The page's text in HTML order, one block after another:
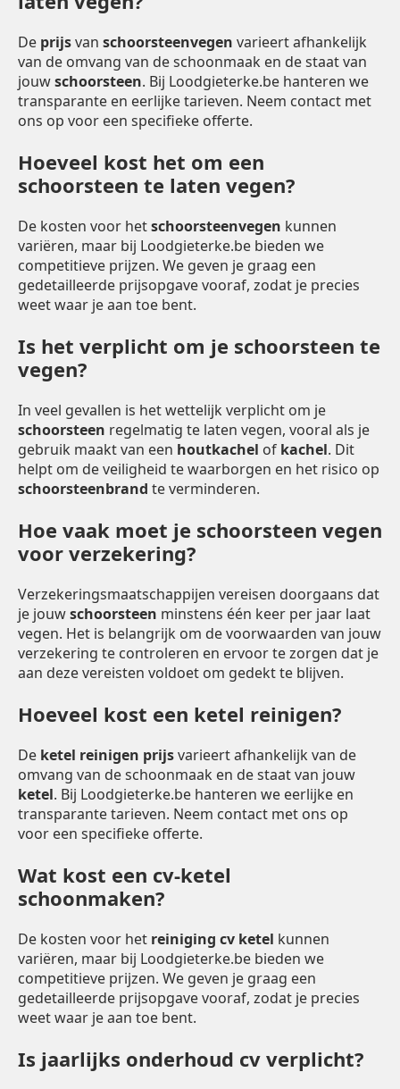
De prijsvan schoorsteenvegen varieert afhankelijk
van de omvang van de schoonmaak en de staat van
jouwschoorsteen. Bij Loodgieterke.be hanteren we
transparante en eerlijke tarieven. Neem contact met
ons op voor een specifieke offerte.
Hoeveel kost het om een
schoorsteen te laten vegen?
De kosten voor hetschoorsteenvegen kunnen
variëren, maar bij Loodgieterke.be bieden we
competitieve prijzen. We geven je graag een
gedetailleerde prijsopgave vooraf, zodat je precies
weet waar je aan toe bent.
Is het verplicht om je schoorsteen te
vegen?
In veel gevallen is het wettelijk verplicht om je
schoorsteen regelmatig te laten vegen, vooral als je
gebruik maakt van een houtkachel of kachel. Dit
helpt om de veiligheid te waarborgen en het risico op
schoorsteenbrand te verminderen.
Hoe vaak moet je schoorsteen vegen
voor verzekering?
Verzekeringsmaatschappijen vereisen doorgaans dat
je jouwschoorsteen minstens één keer per jaar laat
vegen. Het is belangrijk om de voorwaarden van jouw
verzekering te controleren en ervoor te zorgen dat je
aan deze vereisten voldoet om gedekt te blijven.
Hoeveel kost een ketel reinigen?
De ketel reinigen prijsvarieert afhankelijk van de
omvang van de schoonmaak en de staat van jouw
ketel. Bij Loodgieterke.be hanteren we eerlijke en
transparante tarieven. Neem contact met ons op
voor een specifieke offerte.
Wat kost een cv-ketel
schoonmaken?
De kosten voor het reiniging cv ketel kunnen
variëren, maar bij Loodgieterke.be bieden we
competitieve prijzen. We geven je graag een
gedetailleerde prijsopgave vooraf, zodat je precies
weet waar je aan toe bent.
Is jaarlijks onderhoud cv verplicht?